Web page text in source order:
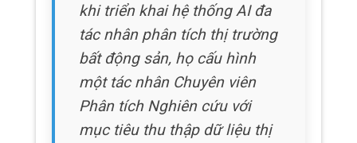
khi triển khai hệ thống AI đa
tác nhân phân tích thị trường
bất động sản, họ cấu hình
một tác nhân Chuyên viên
Phân tích Nghiên cứu với
mục tiêu thu thập dữ liệu thị